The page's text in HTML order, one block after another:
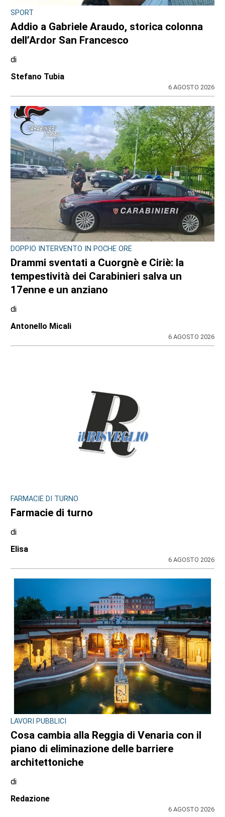
SPORT
Addio a Gabriele Araudo, storica colonna
dell’Ardor San Francesco
di
Stefano Tubia
6 AGOSTO 2026
DOPPIO INTERVENTO IN POCHE ORE
Drammi sventati a Cuorgnè e Ciriè: la
tempestività dei Carabinieri salva un
17enne e un anziano
di
Antonello Micali
6 AGOSTO 2026
FARMACIE DI TURNO
Farmacie di turno
di
Elisa
6 AGOSTO 2026
LAVORI PUBBLICI
Cosa cambia alla Reggia di Venaria con il
piano di eliminazione delle barriere
architettoniche
di
Redazione
6 AGOSTO 2026